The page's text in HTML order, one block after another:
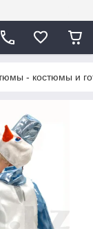
- костюмы и